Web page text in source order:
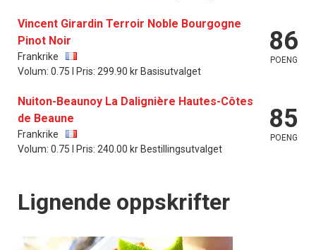
Vincent Girardin Terroir Noble Bourgogne
Pinot Noir
Frankrike
Volum: 0.75 l Pris: 299.90 kr Basisutvalget
86
POENG
Nuiton-Beaunoy La Dalignière Hautes-Côtes
de Beaune
Frankrike
Volum: 0.75 l Pris: 240.00 kr Bestillingsutvalget
85
POENG
Lignende oppskrifter